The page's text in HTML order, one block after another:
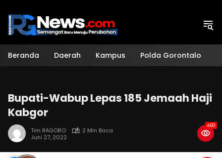
konten
Beranda Daerah Kampus Polda Gorontalo
Bupati-Wabup Lepas 185 Jemaah Haji
Kabgor
Tim RAGORO
2 Min Baca
Juni 27, 2022
460